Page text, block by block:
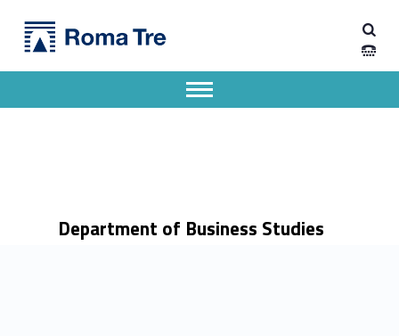
Presentazione Corsi Micro-Credenziali Pharma a Roma Tre - Dipartimento di Economia Aziendale
Department of Business Studies
Apri il menu secondario
Header info sidebar